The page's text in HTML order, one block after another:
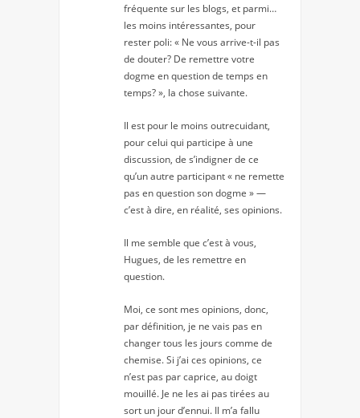
fréquente sur les blogs, et parmi…
les moins intéressantes, pour
rester poli: « Ne vous arrive-t-il pas
de douter? De remettre votre
dogme en question de temps en
temps? », la chose suivante.
Il est pour le moins outrecuidant,
pour celui qui participe à une
discussion, de s’indigner de ce
qu’un autre participant « ne remette
pas en question son dogme » —
c’est à dire, en réalité, ses opinions.
Il me semble que c’est à vous,
Hugues, de les remettre en
question.
Moi, ce sont mes opinions, donc,
par définition, je ne vais pas en
changer tous les jours comme de
chemise. Si j’ai ces opinions, ce
n’est pas par caprice, au doigt
mouillé. Je ne les ai pas tirées au
sort un jour d’ennui. Il m’a fallu